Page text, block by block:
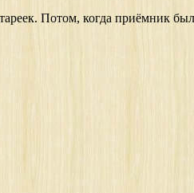
Потом, когда приёмник